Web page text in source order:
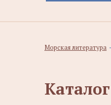
Морская литература
Каталог